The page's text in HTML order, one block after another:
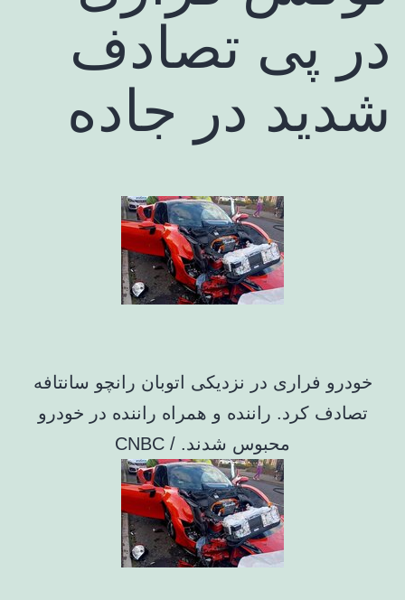
در پی تصادف
شدید در جاده
خودرو فراری در نزدیکی اتوبان رانچو سانتافه
تصادف کرد. راننده و همراه راننده در خودرو
محبوس شدند. / CNBC